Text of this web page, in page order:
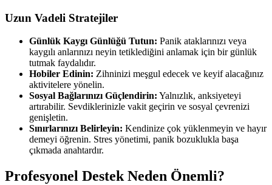
Uzun Vadeli Stratejiler
Günlük Kaygı Günlüğü Tutun: Panik ataklarınızı veya
kaygılı anlarınızı neyin tetiklediğini anlamak için bir günlük
tutmak faydalıdır.
Hobiler Edinin: Zihninizi meşgul edecek ve keyif alacağınız
aktivitelere yönelin.
Sosyal Bağlarınızı Güçlendirin: Yalnızlık, anksiyeteyi
artırabilir. Sevdiklerinizle vakit geçirin ve sosyal çevrenizi
genişletin.
Sınırlarınızı Belirleyin: Kendinize çok yüklenmeyin ve hayır
demeyi öğrenin. Stres yönetimi, panik bozuklukla başa
çıkmada anahtardır.
Profesyonel Destek Neden Önemli?